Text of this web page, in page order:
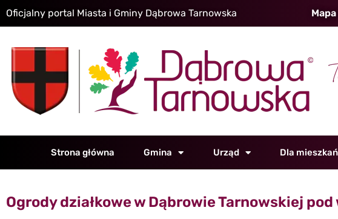
Oficjalny portal Miasta i Gminy Dąbrowa Tarnowska
Strona główna Gmina Urząd Dla
Ogrody działkowe w Dąbrowie Tarnowskiej